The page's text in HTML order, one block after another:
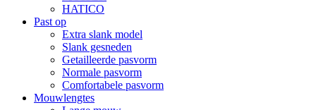
HATICO
Past op
Extra slank model
Slank gesneden
Getailleerde pasvorm
Normale pasvorm
Comfortabele pasvorm
Mouwlengtes